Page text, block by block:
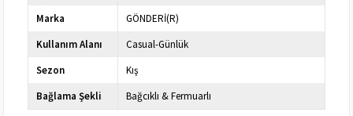
Marka
GÖNDERİ(R)
Kullanım Alanı
Casual-Günlük
Sezon
Kış
Bağlama Şekli
Bağcıklı & Fermuarlı